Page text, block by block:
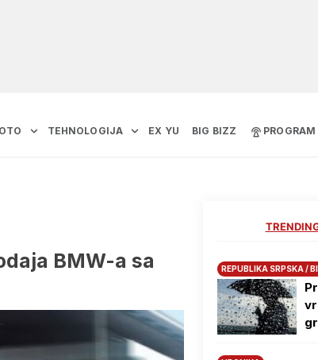
TEHNOLOGIJA EX YU BIG BIZZ PROGRAM
BMW-a sa
REPUBLIKA SRPSKA /